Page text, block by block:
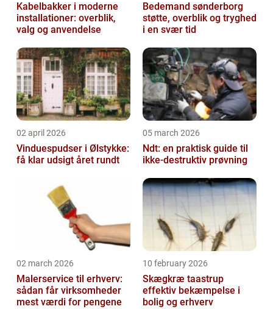
Kabelbakker i moderne
installationer: overblik,
valg og anvendelse
Bedemand sønderborg
støtte, overblik og tryghed
i en svær tid
02 april 2026
Vinduespudser i Ølstykke:
få klar udsigt året rundt
05 march 2026
Ndt: en praktisk guide til
ikke-destruktiv prøvning
02 march 2026
Malerservice til erhverv:
sådan får virksomheder
mest værdi for pengene
10 february 2026
Skægkræ taastrup
effektiv bekæmpelse i
bolig og erhverv